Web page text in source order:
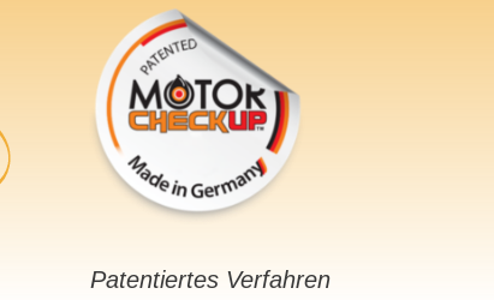
Patentiertes Verfahren